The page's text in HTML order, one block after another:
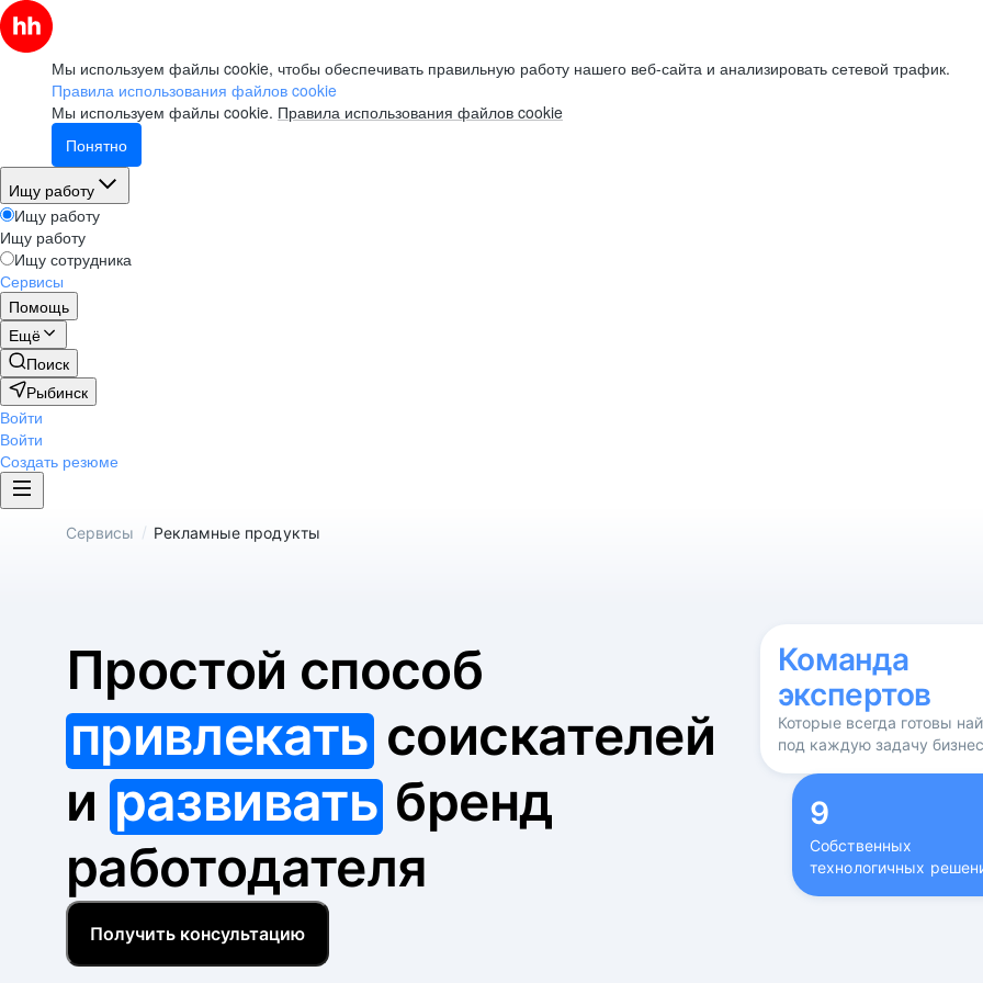
Мы используем файлы cookie, чтобы обеспечивать правильную работу нашего веб-сайта и анализировать сетевой трафик.
Правила использования файлов cookie
Мы используем файлы cookie. Правила использования файлов cookie
Понятно
Ищу работу
Ищу работу
Ищу работу
Ищу сотрудника
Сервисы
Помощь
Ещё
Поиск
Рыбинск
Войти
Войти
Создать резюме
Сервисы / Рекламные продукты
Простой способ
привлекатьсоискателей
и развивать бренд
работодателя
Получить консультацию
Команда
экспертов
Которые всегда готовы
под каждую задачу
9
Собственных
технологичных